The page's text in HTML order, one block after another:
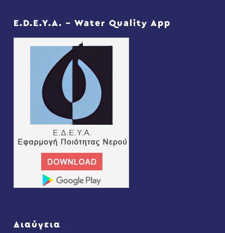
E.D.E.Y.A. – Water Quality App
Διαύγεια